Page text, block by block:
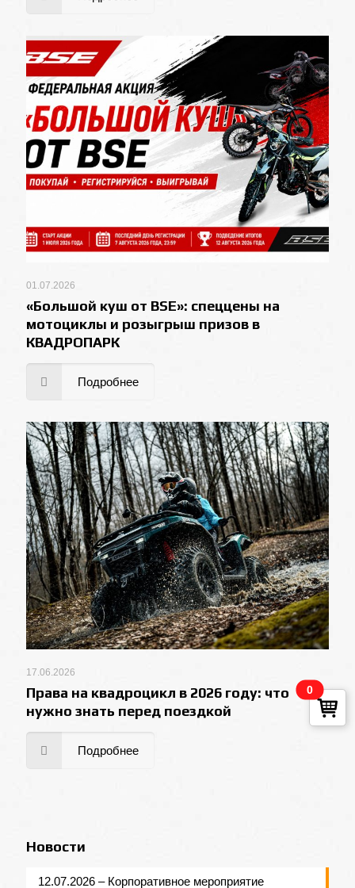
01.07.2026
«Большой куш от BSE»: спеццены на
мотоциклы и розыгрыш призов в
КВАДРОПАРК
Подробнее
17.06.2026
Права на квадроцикл в 2026 году: что
нужно знать перед поездкой
Подробнее
Новости
12.07.2026 – Корпоративное мероприятие
0